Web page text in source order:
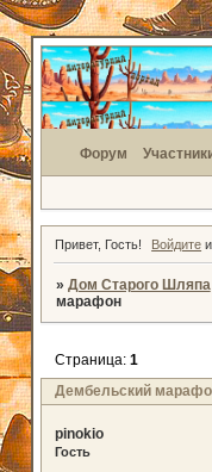
Форум
Привет, Гость! Войдите
» Дом Старого Шляпа
марафон
Дембельский
Страница: 1
pinokio
Гость